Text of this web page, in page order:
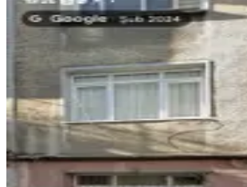
KOMBİLİ
Old City'den Akdeniz
Sokağı Fulleşyalı
Fatih, Akşemsettin Mahallesi
Bodrum Kat
18.000 ₺